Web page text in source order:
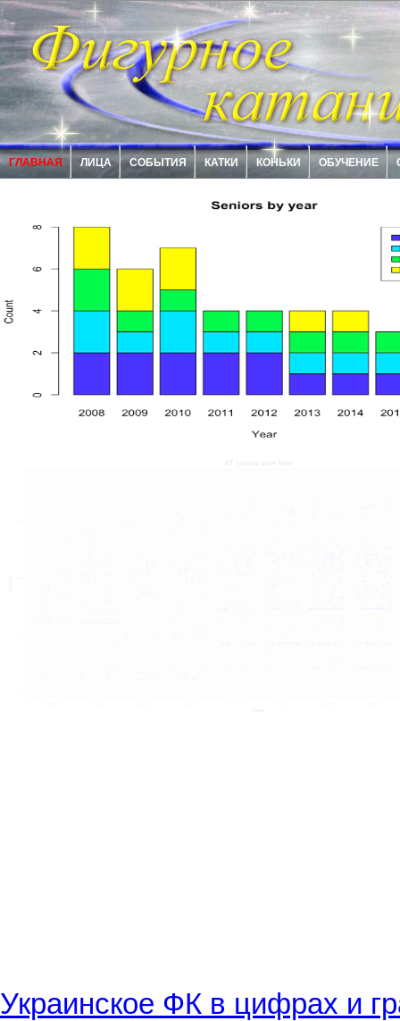
ГЛАВНАЯ ЛИЦА СОБЫТИЯ КАТКИ КОНЬКИ ОБУЧЕНИЕ
Украинское ФК в цифрах и